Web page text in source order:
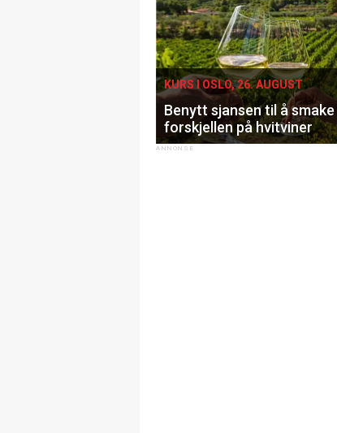
KURS I OSLO, 26. AUGUST
Benytt sjansen til å
forskjellen på hvitviner